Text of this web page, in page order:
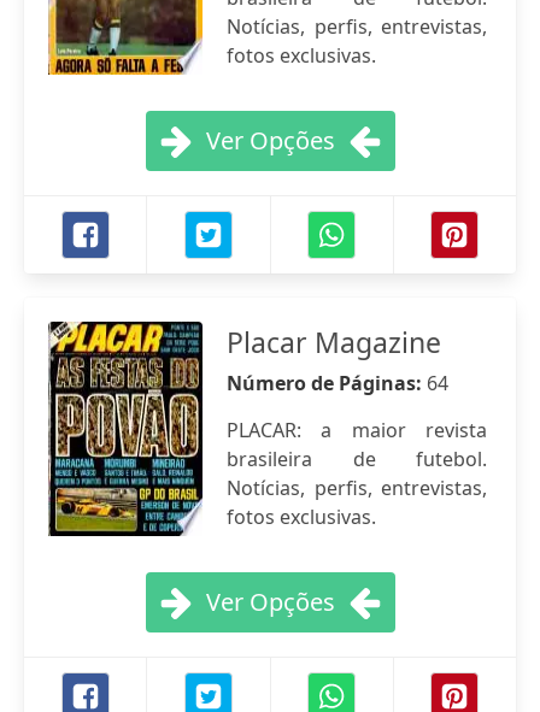
Notícias, perfis, entrevistas,
fotos exclusivas.
Ver Opções
Placar Magazine
Número de Páginas: 64
PLACAR: a maior revista
brasileira de futebol.
Notícias, perfis, entrevistas,
fotos exclusivas.
Ver Opções